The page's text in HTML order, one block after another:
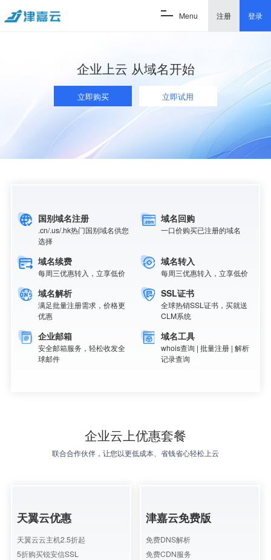
Menu 注册 登录
企业上云 从域名开始
立即购买 立即试用
国别域名注册
.cn/.us/.hk热门国别域名供您
选择
域名回购
一口价购买已注册的域名
域名续费
每周三优惠转入，立享低价
域名转入
每周三优惠转入，立享低价
域名解析
满足批量注册需求，价格更
优惠
SSL证书
全球热销SSL证书，买就送
CLM系统
企业邮箱
安全邮箱服务，轻松收发全
球邮件
域名工具
whois查询 | 批量注册 | 解析
记录查询
企业云上优惠套餐
联合合作伙伴，让您以更低成本、省钱省心轻松上云
天翼云优惠
天翼云云主机2.5折起
5折购买锐安信SSL
津嘉云免费版
免费DNS解析
免费CDN服务